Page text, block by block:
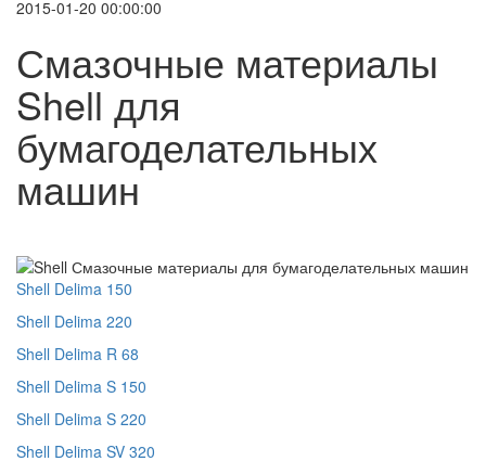
2015-01-20 00:00:00
Смазочные материалы
Shell для
бумагоделательных
машин
Shell Delima 150
Shell Delima 220
Shell Delima R 68
Shell Delima S 150
Shell Delima S 220
Shell Delima SV 320